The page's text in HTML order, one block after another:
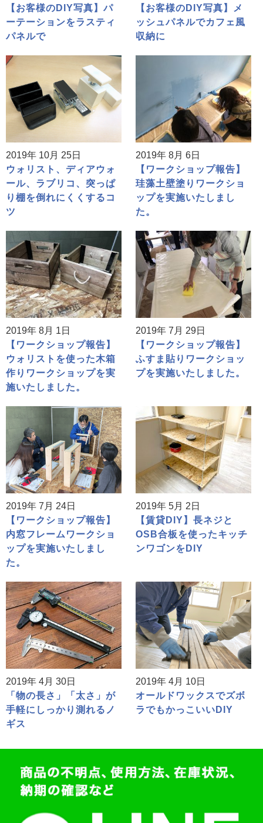
【お客様のDIY写真】パ
ーテーションをラスティ
パネルで
【お客様のDIY写真】メ
ッシュパネルでカフェ風
収納に
2019年 10月 25日
ウォリスト、ディアウォ
ール、ラブリコ、突っぱ
り棚を倒れにくくするコ
ツ
2019年 8月 6日
【ワークショップ報告】
珪藻土壁塗りワークショ
ップを実施いたしまし
た。
2019年 8月 1日
【ワークショップ報告】
ウォリストを使った木箱
作りワークショップを実
施いたしました。
2019年 7月 29日
【ワークショップ報告】
ふすま貼りワークショッ
プを実施いたしました。
2019年 7月 24日
【ワークショップ報告】
内窓フレームワークショ
ップを実施いたしまし
た。
2019年 5月 2日
【賃貸DIY】長ネジと
OSB合板を使ったキッチ
ンワゴンをDIY
2019年 4月 30日
「物の長さ」「太さ」が
手軽にしっかり測れるノ
ギス
2019年 4月 10日
オールドワックスでズボ
ラでもかっこいいDIY